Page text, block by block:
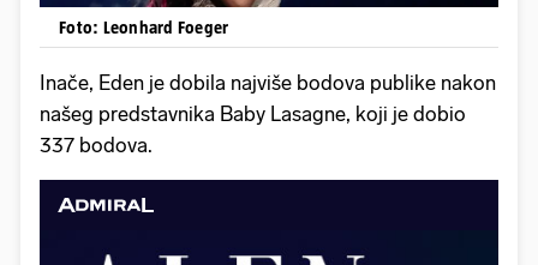
Foto: Leonhard Foeger
Inače, Eden je dobila najviše bodova publike nakon
našeg predstavnika Baby Lasagne, koji je dobio
337 bodova.